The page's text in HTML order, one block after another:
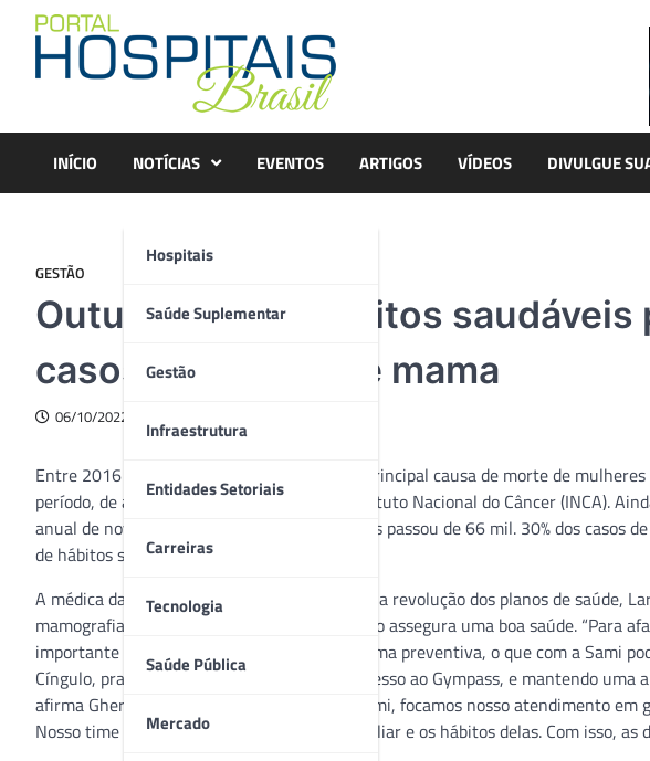
content
INÍCIO NOTÍCIAS
Hospitais
Saúde Suplementar
Gestão
Infraestrutura
Entidades Setoriais
Carreiras
Tecnologia
Saúde Pública
Mercado
EVENTOS ARTIGOS VÍDEOS DIVULGUE
GESTÃO
Outubro Rosa: Hábitos
casos de câncer de mama
06/10/2022
Entre 2016 e 2020, o câncer de mama foi a principal causa de morte de
período, de acordo com levantamento do Instituto Nacional do Câncer (INCA).
anual de novos diagnósticos da doença no país passou de 66 mil. 30% dos casos
de hábitos saudáveis.
A médica da família da Sami, operadora que é a revolução dos planos de saúde,
mamografia, por exemplo, com frequência, não assegura uma boa saúde. “Para
importante cuidar do corpo e da mente de forma preventiva, o que com a Sami
Cíngulo, praticando atividades físicas, com acesso ao Gympass, e mantendo uma
afirma Ghermandi, que complementa: “Na Sami, focamos nosso atendimento
Nosso time de saúde conhece o histórico familiar e os hábitos delas. Com isso, as